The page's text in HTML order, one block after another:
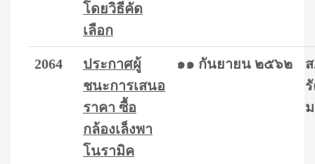
โดยวิธีคัด
เลือก
2064
ประกาศผู้
ชนะการเสนอ
ราคา ซื้อ
กล้องเล็งพา
โนรามิค
๑๑ กันยายน ๒๕๖๒